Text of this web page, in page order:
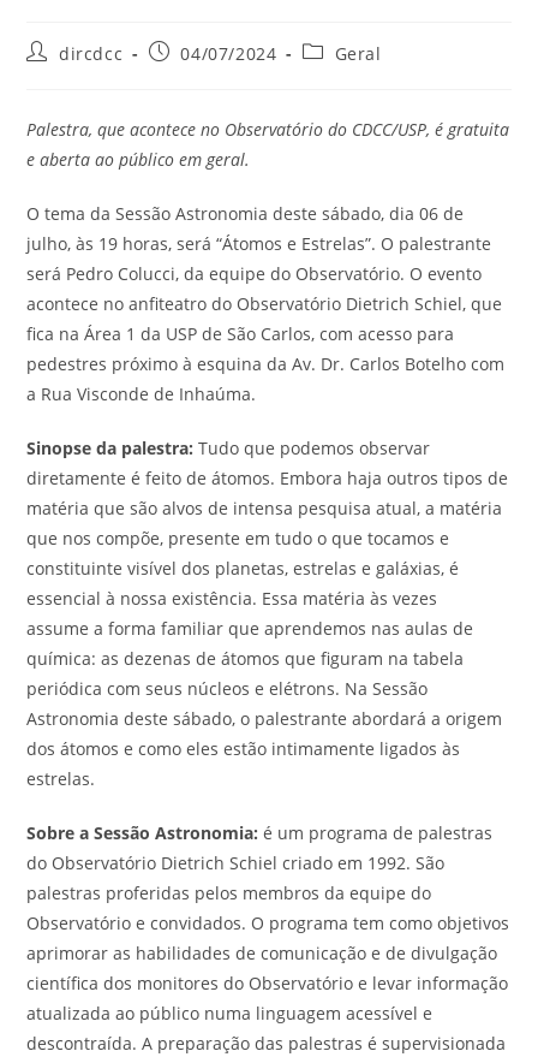
dircdcc 04/07/2024 Geral
Palestra, que acontece no Observatório do CDCC/USP, é gratuita
e aberta ao público em geral.
O tema da Sessão Astronomia deste sábado, dia 06 de
julho, às 19 horas, será “Átomos e Estrelas”. O palestrante
será Pedro Colucci, da equipe do Observatório. O evento
acontece no anfiteatro do Observatório Dietrich Schiel, que
fica na Área 1 da USP de São Carlos, com acesso para
pedestres próximo à esquina da Av. Dr. Carlos Botelho com
a Rua Visconde de Inhaúma.
Sinopse da palestra: Tudo que podemos observar
diretamente é feito de átomos. Embora haja outros tipos de
matéria que são alvos de intensa pesquisa atual, a matéria
que nos compõe, presente em tudo o que tocamos e
constituinte visível dos planetas, estrelas e galáxias, é
essencial à nossa existência. Essa matéria às vezes
assume a forma familiar que aprendemos nas aulas de
química: as dezenas de átomos que figuram na tabela
periódica com seus núcleos e elétrons. Na Sessão
Astronomia deste sábado, o palestrante abordará a origem
dos átomos e como eles estão intimamente ligados às
estrelas.
Sobre a Sessão Astronomia: é um programa de palestras
do Observatório Dietrich Schiel criado em 1992. São
palestras proferidas pelos membros da equipe do
Observatório e convidados. O programa tem como objetivos
aprimorar as habilidades de comunicação e de divulgação
científica dos monitores do Observatório e levar informação
atualizada ao público numa linguagem acessível e
descontraída. A preparação das palestras é supervisionada